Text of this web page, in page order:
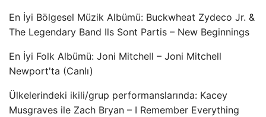
En İyi Bölgesel Müzik Albümü: Buckwheat Zydeco Jr. &
The Legendary Band Ils Sont Partis – New Beginnings
En İyi Folk Albümü: Joni Mitchell – Joni Mitchell
Newport'ta (Canlı)
Ülkelerindeki ikili/grup performanslarında: Kacey
Musgraves ile Zach Bryan – I Remember Everything